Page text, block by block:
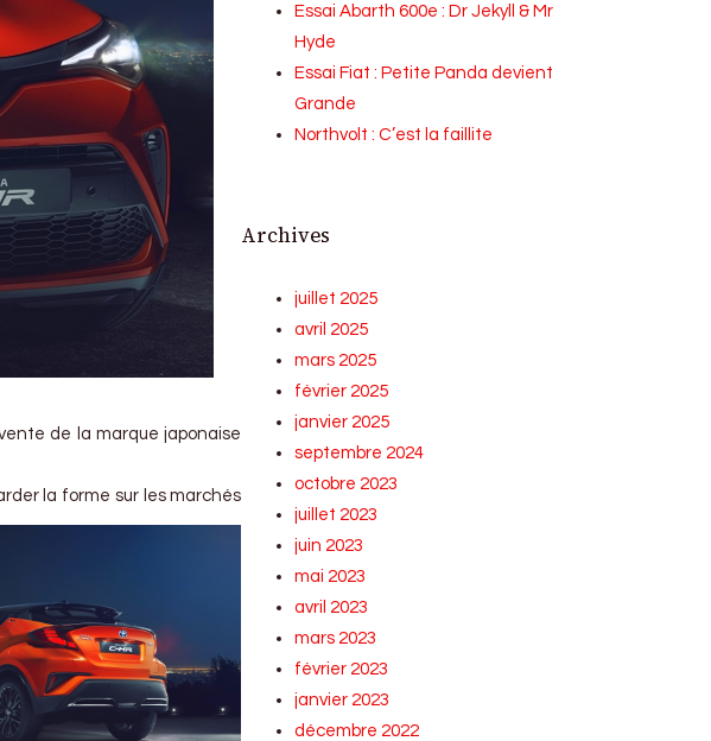
de la marque japonaise
la forme sur les marchés
Essai Abarth 600e : Dr Jekyll & Mr
Hyde
Essai Fiat : Petite Panda devient
Grande
Northvolt : C’est la faillite
Archives
juillet 2025
avril 2025
mars 2025
février 2025
janvier 2025
septembre 2024
octobre 2023
juillet 2023
juin 2023
mai 2023
avril 2023
mars 2023
février 2023
janvier 2023
décembre 2022